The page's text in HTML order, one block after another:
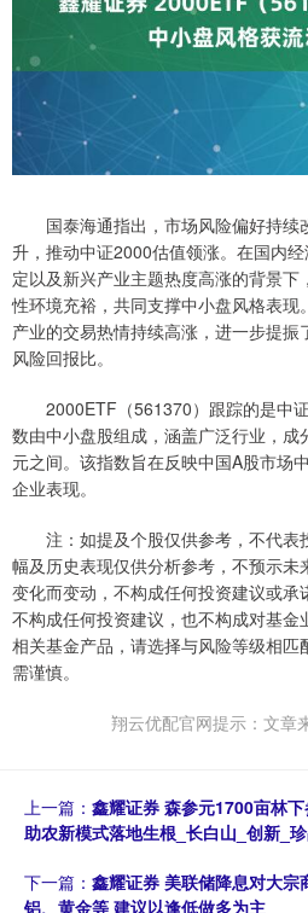
国泰海通指出，市场风险偏好持续
升，推动中证2000估值领涨。在国内
定以及新兴产业主题热度高涨的背景
性环境充裕，共同支撑中小盘风格表
产业的交易热情持续高涨，进一步提
风险回报比。
2000ETF（561370）跟踪的是中
数由中小盘股组成，涵盖广泛行业，
元之间。该指数旨在反映中国A股市场
企业表现。
注：如提及个股仅供参考，不代表
幅及历史表现仅供分析参考，不预示未
变化而变动，不构成任何投资建议或承
不构成任何投资建议，也不构成对基
相关基金产品，请选择与风险等级相匹
需谨慎。
翔云优配官网提示：文章
上一篇： 鑫耀证券 森参元1700亩林
助农新模式落地生根_长白山_创新_
下一篇： 鑫耀证券 美联储降息对大宗
铝、黄金等 建议以逢低做多为主